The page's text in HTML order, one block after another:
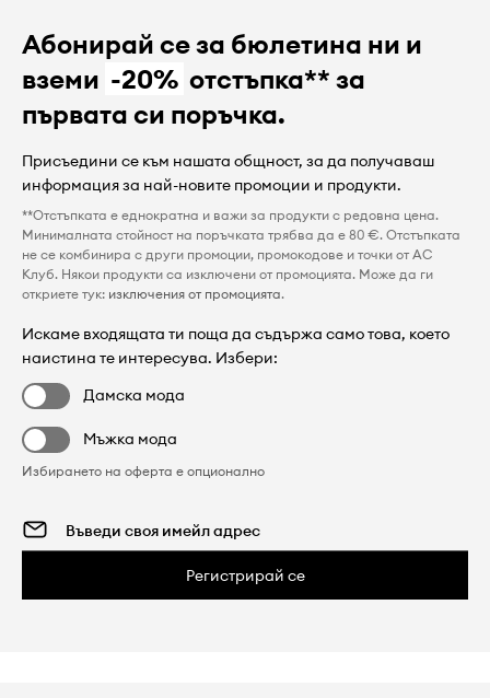
Абонирай се за бюлетина ни и
вземи -20% отстъпка** за
първата си поръчка.
Присъедини се към нашата общност, за да получаваш
информация за най-новите промоции и продукти.
**Отстъпката е еднократна и важи за продукти с редовна цена.
Минималната стойност на поръчката трябва да е 80 €. Отстъпката
не се комбинира с други промоции, промокодове и точки от AC
Клуб. Някои продукти са изключени от промоцията. Може да ги
откриете тук: изключения от промоцията.
Искаме входящата ти поща да съдържа само това, което
наистина те интересува. Избери:
Дамска мода
Мъжка мода
Избирането на оферта е опционално
Регистрирай се